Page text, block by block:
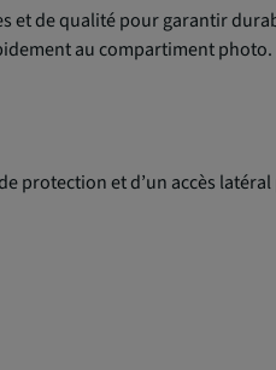
et de qualité pour garantir
au compartiment
protection et d’un accès